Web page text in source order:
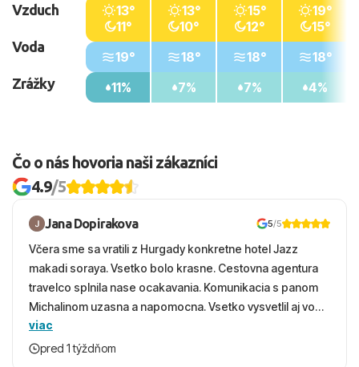
Vzduch
Voda
Zrážky
13°
11°
19°
11%
13°
10°
18°
7%
15°
12°
18°
7%
19°
15°
18°
4%
Čo o nás hovoria naši zákazníci
4.9/5
Jana Dopirakova 5/5
Včera sme sa vratili z Hurgady konkretne hotel Jazz
makadi soraya. Vsetko bolo krasne. Cestovna agentura
travelco splnila nase ocakavania. Komunikacia s panom
Michalinom uzasna a napomocna. Vsetko vysvetlil aj vo
vecernych hodinach zaco sa ospravedlnujem. Hotel
krasny, cisty. Sluzby top. Strava, prostredie, more,
viac
pred 1 týždňom